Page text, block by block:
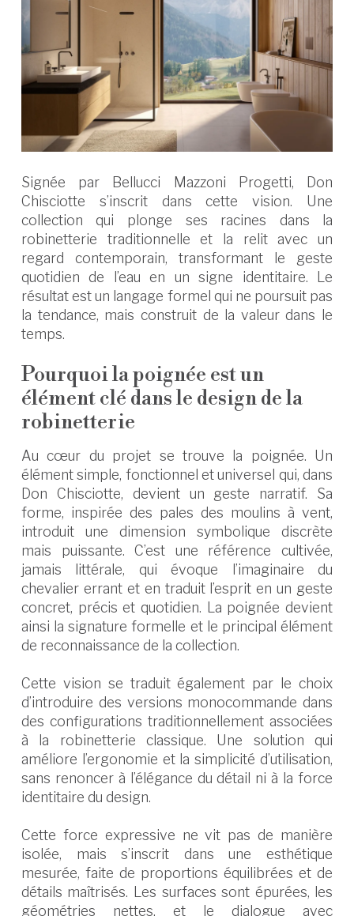
Signée par Bellucci Mazzoni Progetti, Don
Chisciotte s’inscrit dans cette vision. Une
collection qui plonge ses racines dans la
robinetterie traditionnelle et la relit avec un
regard contemporain, transformant le geste
quotidien de l’eau en un signe identitaire. Le
résultat est un langage formel qui ne poursuit pas
la tendance, mais construit de la valeur dans le
temps.
Pourquoi la poignée est un
élément clé dans le design de la
robinetterie
Au cœur du projet se trouve la poignée. Un
élément simple, fonctionnel et universel qui, dans
Don Chisciotte, devient un geste narratif. Sa
forme, inspirée des pales des moulins à vent,
introduit une dimension symbolique discrète
mais puissante. C’est une référence cultivée,
jamais littérale, qui évoque l’imaginaire du
chevalier errant et en traduit l’esprit en un geste
concret, précis et quotidien. La poignée devient
ainsi la signature formelle et le principal élément
de reconnaissance de la collection.
Cette vision se traduit également par le choix
d’introduire des versions monocommande dans
des configurations traditionnellement associées
à la robinetterie classique. Une solution qui
améliore l’ergonomie et la simplicité d’utilisation,
sans renoncer à l’élégance du détail ni à la force
identitaire du design.
Cette force expressive ne vit pas de manière
isolée, mais s’inscrit dans une esthétique
mesurée, faite de proportions équilibrées et de
détails maîtrisés. Les surfaces sont épurées, les
géométries nettes, et le dialogue avec